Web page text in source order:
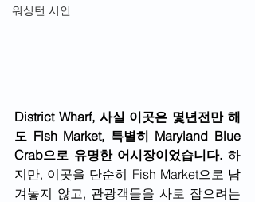
워싱턴 시인
District Wharf, 사실 이곳은 몇년전만 해
도 Fish Market, 특별히 Maryland Blue
Crab으로 유명한 어시장이었습니다. 하
지만, 이곳을 단순히 Fish Market으로 남
겨놓지 않고, 관광객들을 사로 잡으려는